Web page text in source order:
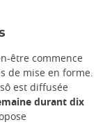
être commence
de mise en forme.
est diffusée
durant dix